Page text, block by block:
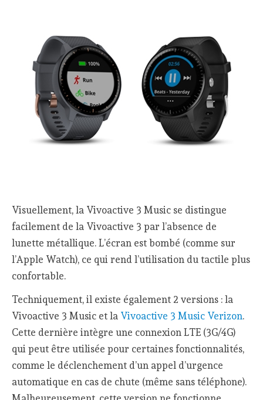
Visuellement, la Vivoactive 3 Music se distingue
facilement de la Vivoactive 3 par l’absence de
lunette métallique. L’écran est bombé (comme sur
l’Apple Watch), ce qui rend l’utilisation du tactile plus
confortable.
Techniquement, il existe également 2 versions : la
Vivoactive 3 Music et la Vivoactive 3 Music Verizon.
Cette dernière intègre une connexion LTE (3G/4G)
qui peut être utilisée pour certaines fonctionnalités,
comme le déclenchement d’un appel d’urgence
automatique en cas de chute (même sans téléphone).